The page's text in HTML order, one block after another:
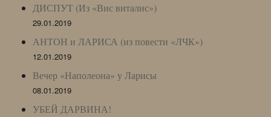
ДИСПУТ (Из «Вис виталис»)
29.01.2019
АНТОН и ЛАРИСА (из повести «ЛЧК»)
12.01.2019
Вечер «Наполеона» у Ларисы
08.01.2019
УБЕЙ ДАРВИНА!